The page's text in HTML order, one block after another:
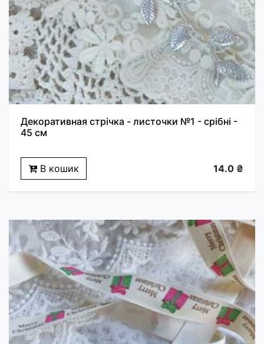
Декоративная стрічка - листочки №1 - срібні -
45 см
В кошик 14.0 ₴